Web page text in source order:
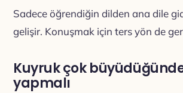
Sadece öğrendiğin dilden ana dile
gelişir. Konuşmak için ters yön de
Kuyruk çok
yapmalı